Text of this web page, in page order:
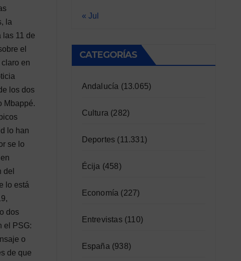
la
las 11 de
el
en
los dos
Mbappé.
lo han
se lo
lo está
dos
el PSG:
o
de que
« Jul
CATEGORÍAS
Andalucía (13.065)
Cultura (282)
Deportes (11.331)
Écija (458)
Economía (227)
Entrevistas(110)
España (938)